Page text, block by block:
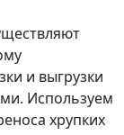
и выгрузки
Используем
хрупких